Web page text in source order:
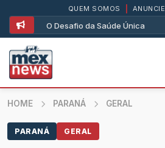
O Desafio da Saúde Única
QUEM SOMOS ANUNCIE
HOME PARANÁ GERAL
PARANÁ GERAL